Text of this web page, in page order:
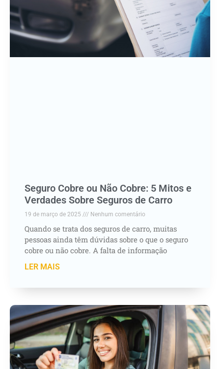
Seguro Cobre ou Não Cobre: 5 Mitos e
Verdades Sobre Seguros de Carro
19 de março de 2025 Nenhum comentário
Quando se trata dos seguros de carro, muitas
pessoas ainda têm dúvidas sobre o que o seguro
cobre ou não cobre. A falta de informação
LER MAIS